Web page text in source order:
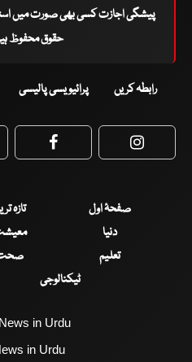
پیشگی اجازت کسی بھی صورت میں
حقوق محفوظ ہیں
رابطہ کریں پرائیویسی پالیسی
Facebook
صفحۂ اول تازہ
دنیا
تعلیم
ٹیکنالوجی
in Urdu
in Urdu